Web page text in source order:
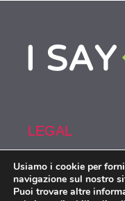
LEGAL
Armi&Spy is part
Usiamo i cookie per
navigazione sul nostro
Puoi trovare altre